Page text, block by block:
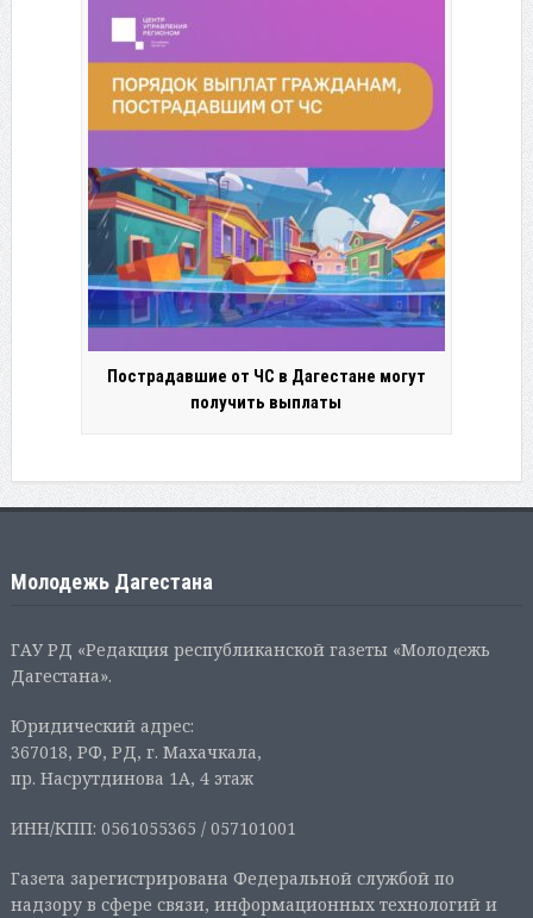
Пострадавшие от ЧС в Дагестане могут
получить выплаты
Молодежь Дагестана
ГАУ РД «Редакция республиканской газеты «Молодежь
Дагестана».
Юридический адрес:
367018, РФ, РД, г. Махачкала,
пр. Насрутдинова 1А, 4 этаж
ИНН/КПП: 0561055365 / 057101001
Газета зарегистрирована Федеральной службой по
надзору в сфере связи, информационных технологий и